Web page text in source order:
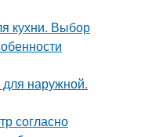
кухни. Выбор
наружной.
согласно